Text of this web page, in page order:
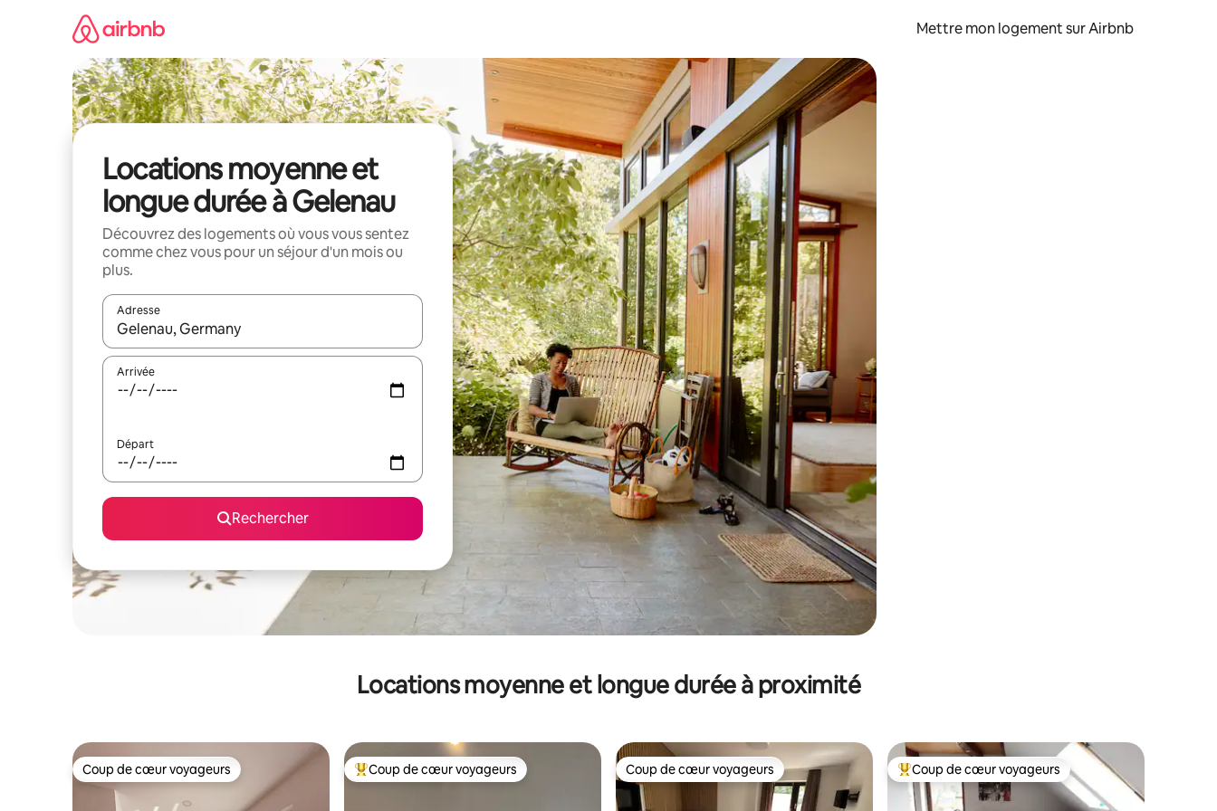
Mettre mon logement sur Airbnb
Locations moyenne et
longue durée à Gelenau
Découvrez des logements où vous vous sentez
comme chez vous pour un séjour d'un mois ou
plus.
Adresse
Lorsque les résultats s'affichent, utilisez les flèches vers le haut et vers le bas pour les parcourir ou en appuyant et en faisant glisser.
Arrivée
Départ
Rechercher
Locations moyenne et longue durée à proximité
Coup de cœur voyageurs
Coup de cœur voyageurs Coups de cœur voyageurs les plus appréciés
Coup de cœur voyageurs Coup de cœur voyageurs
Coup de cœur voyageurs Coups de cœur voyageurs les plus appréciés
Coup de cœur voyageurs